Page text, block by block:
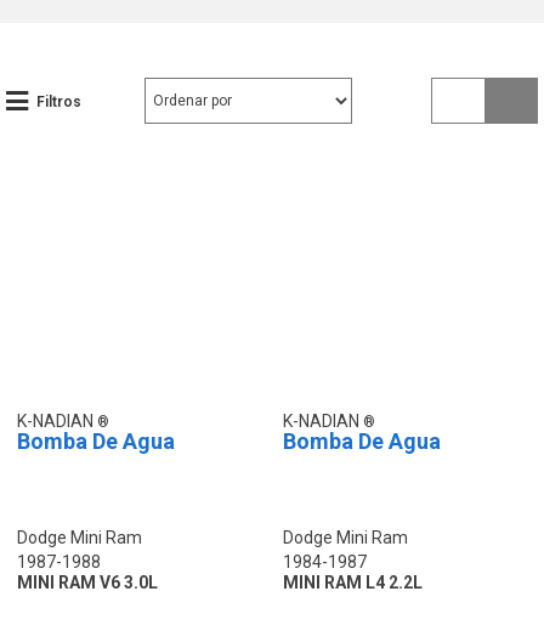
Filtros
K-NADIAN
Bomba De Agua
Dodge Mini Ram
1987-1988
MINI RAM V6 3.0L
K-NADIAN
Bomba De Agua
Dodge Mini Ram
1984-1987
MINI RAM L4 2.2L